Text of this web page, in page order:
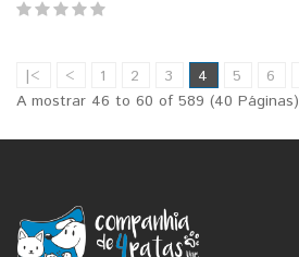
|< < 1 2 3 4 5 6
A mostrar 46 to 60 of 589 (40 Páginas)